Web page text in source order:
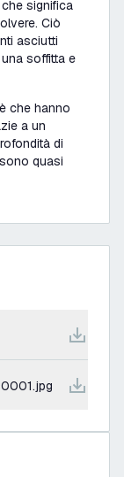
significa
Ciò
asciutti
soffitta e
che hanno
a un
di
quasi